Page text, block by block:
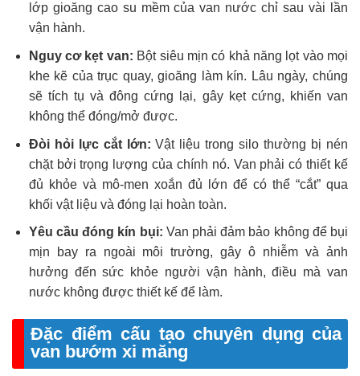
lớp gioăng cao su mềm của van nước chỉ sau vài lần
vận hành.
Nguy cơ kẹt van: Bột siêu mịn có khả năng lọt vào mọi
khe kẽ của trục quay, gioăng làm kín. Lâu ngày, chúng
sẽ tích tụ và đông cứng lại, gây kẹt cứng, khiến van
không thể đóng/mở được.
Đòi hỏi lực cắt lớn: Vật liệu trong silo thường bị nén
chặt bởi trọng lượng của chính nó. Van phải có thiết kế
đủ khỏe và mô-men xoắn đủ lớn để có thể “cắt” qua
khối vật liệu và đóng lại hoàn toàn.
Yêu cầu đóng kín bụi: Van phải đảm bảo không để bụi
mịn bay ra ngoài môi trường, gây ô nhiễm và ảnh
hưởng đến sức khỏe người vận hành, điều mà van
nước không được thiết kế để làm.
Đặc điểm cấu tạo chuyên dụng của
van bướm xi măng